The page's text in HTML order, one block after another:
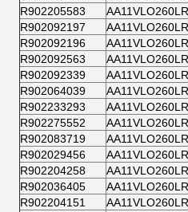
R902205583
R902092197
R902092196
R902092563
R902092339
R902064039
R902233293
R902275552
R902083719
R902029456
R902204258
R902036405
R902204151